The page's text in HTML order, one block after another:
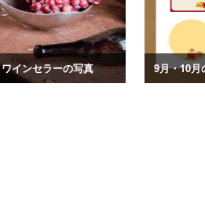
ワインセラーの写真 9月・10月